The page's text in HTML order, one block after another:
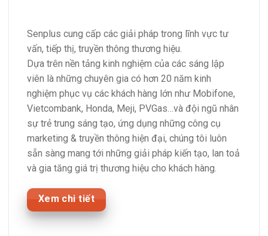
Senplus cung cấp các giải pháp trong lĩnh vực tư
vấn, tiếp thị, truyền thông thương hiệu.
Dựa trên nền tảng kinh nghiệm của các sáng lập
viên là những chuyên gia có hơn 20 năm kinh
nghiệm phục vụ các khách hàng lớn như Mobifone,
Vietcombank, Honda, Meji, PVGas…và đội ngũ nhân
sự trẻ trung sáng tạo, ứng dụng những công cụ
marketing & truyền thông hiện đại, chúng tôi luôn
sẵn sàng mang tới những giải pháp kiến tạo, lan toả
và gia tăng giá trị thương hiệu cho khách hàng.
Xem chi tiết